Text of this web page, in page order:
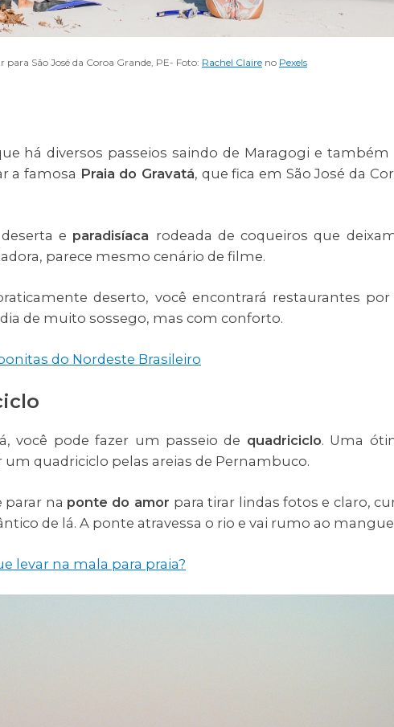
São José da Coroa Grande, PE- Foto: Rachel Claireno Pexels
há diversos passeios saindo de Maragogi e também
a famosa Praia do Gravatá, que fica em São José da
e paradisíaca rodeada de coqueiros que
parece mesmo cenário de filme.
deserto, você encontrará restaurantes por
de muito sossego, mas com conforto.
do Nordeste Brasileiro
você pode fazer um passeio de quadriciclo. Uma
quadriciclo pelas areias de Pernambuco.
parar na ponte do amor para tirar lindas fotos e claro,
de lá. A ponte atravessa o rio e vai rumo ao
levar na mala para praia?